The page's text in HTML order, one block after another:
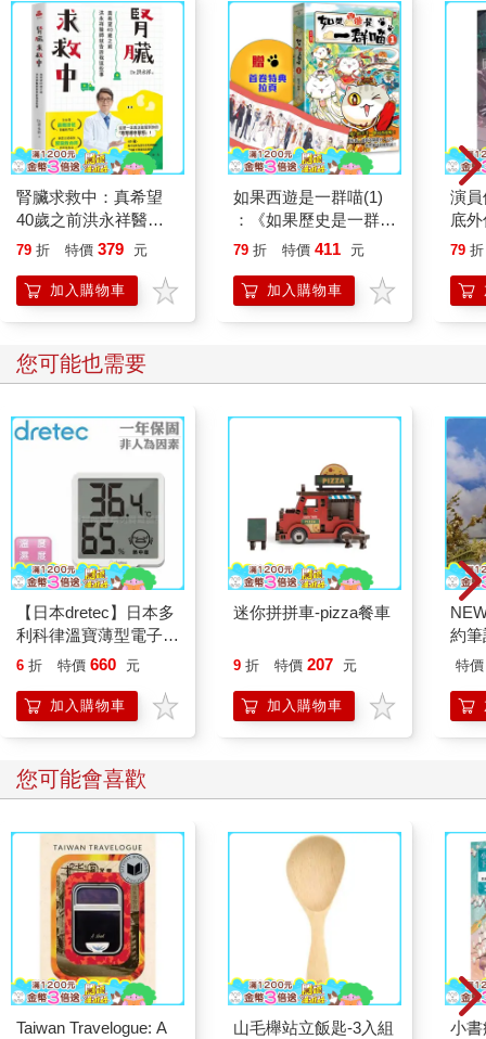
腎臟求救中：真希望
40歲之前洪永祥醫師
就告訴我這些事
79 折 特價 379 元
加入購物車
如果西遊是一群喵(1)
：《如果歷史是一群
喵》作者最新力作，附
79 折 特價 411 元
加入購物車
演
底
79 折
您可能也需要
【日本dretec】日本多
利科律溫寶薄型電子溫
濕度計-白色-可掛式
6 折 特價 660 元
加入購物車
迷你拼拼車-pizza餐車
9 折 特價 207 元
加入購物車
約
特價
您可能會喜歡
Taiwan Travelogue: A
山毛櫸站立飯匙-3入組
小